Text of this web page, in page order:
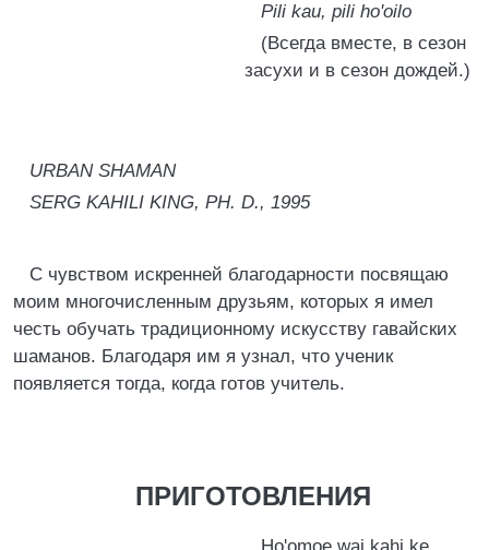
Pili kau, pili ho'oilo
(Всегда вместе, в сезон
засухи и в сезон дождей.)
URBAN SHAMAN
SERG KAHILI KING, PH. D., 1995
С чувством искренней благодарности посвящаю
моим многочисленным друзьям, которых я имел
честь обучать традиционному искусству гавайских
шаманов. Благодаря им я узнал, что ученик
появляется тогда, когда готов учитель.
ПРИГОТОВЛЕНИЯ